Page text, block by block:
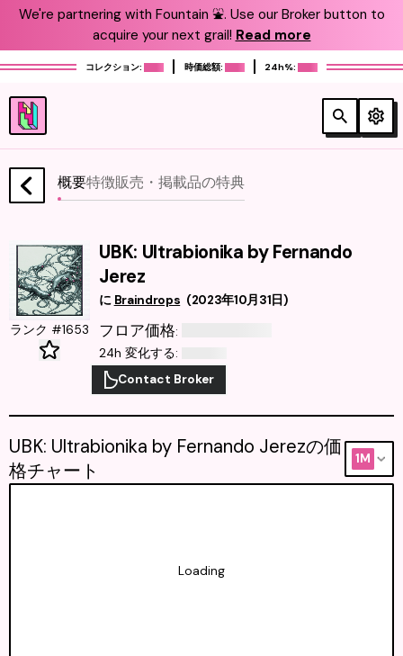
We're partnering with Fountain ⛲️. Use our Broker button to
acquire your next grail! Read more
コレクション: 時価総額: 24h%:
概要特徴販売・掲載品の特典
UBK: Ultrabionika by Fernando
Jerez
に Braindrops (2023年10月31日)
ランク #1653
フロア価格:
24h 変化する:
Contact Broker
UBK: Ultrabionika by Fernando Jerezの価
格チャート
1M
Loading